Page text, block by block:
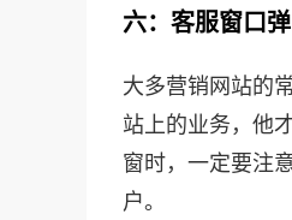
六：客服窗口
大多营销网站的
站上的业务，他
窗时，一定要注
户。